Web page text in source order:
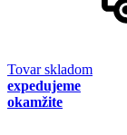
Tovar skladom
expedujeme
okamžite